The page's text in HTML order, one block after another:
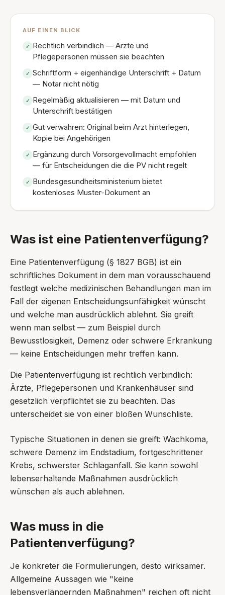
AUF EINEN BLICK
✓
Rechtlich verbindlich — Ärzte und
Pflegepersonen müssen sie beachten
✓ Schriftform + eigenhändige Unterschrift + Datum
— Notar nicht nötig
✓
Regelmäßig aktualisieren — mit Datum und
Unterschrift bestätigen
✓ Gut verwahren: Original beim Arzt hinterlegen,
Kopie bei Angehörigen
✓
Ergänzung durch Vorsorgevollmacht empfohlen
— für Entscheidungen die die PV nicht regelt
✓
Bundesgesundheitsministerium bietet
kostenloses Muster-Dokument an
Was ist eine Patientenverfügung?
Eine Patientenverfügung (§ 1827 BGB) ist ein
schriftliches Dokument in dem man vorausschauend
festlegt welche medizinischen Behandlungen man im
Fall der eigenen Entscheidungsunfähigkeit wünscht
und welche man ausdrücklich ablehnt. Sie greift
wenn man selbst — zum Beispiel durch
Bewusstlosigkeit, Demenz oder schwere Erkrankung
— keine Entscheidungen mehr treffen kann.
Die Patientenverfügung ist rechtlich verbindlich:
Ärzte, Pflegepersonen und Krankenhäuser sind
gesetzlich verpflichtet sie zu beachten. Das
unterscheidet sie von einer bloßen Wunschliste.
Typische Situationen in denen sie greift: Wachkoma,
schwere Demenz im Endstadium, fortgeschrittener
Krebs, schwerster Schlaganfall. Sie kann sowohl
lebenserhaltende Maßnahmen ausdrücklich
wünschen als auch ablehnen.
Was muss in die
Patientenverfügung?
Je konkreter die Formulierungen, desto wirksamer.
Allgemeine Aussagen wie "keine
lebensverlängernden Maßnahmen" reichen oft nicht